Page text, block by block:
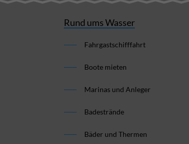
Rund ums Wasser
Fahrgastschifffahrt
Boote mieten
Marinas und Anleger
Badestrände
Bäder und Thermen